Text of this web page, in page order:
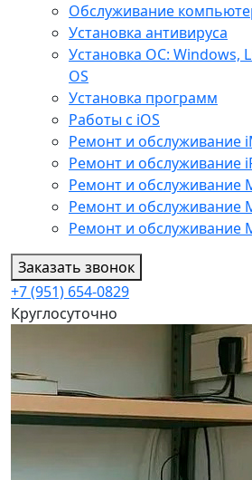
Обслуживание
Установка антивируса
Установка ОС: Windows,
OS
Установка программ
Работы с iOS
Ремонт и обслуживание
Ремонт и обслуживание
Ремонт и обслуживание
Ремонт и обслуживание
Ремонт и обслуживание
Заказать звонок
+7 (951) 654-0829
Круглосуточно